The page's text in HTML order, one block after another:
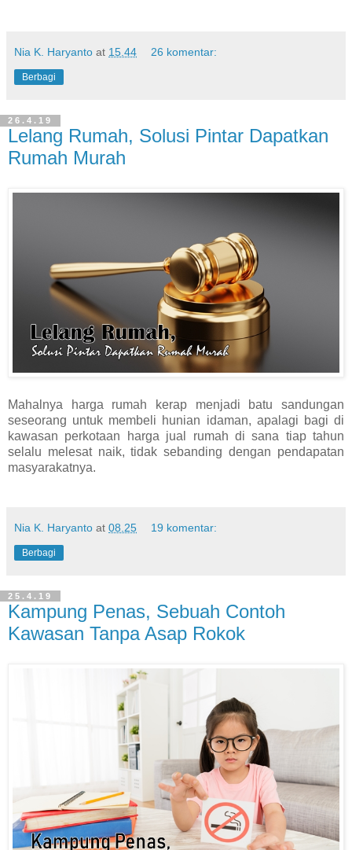
Nia K. Haryanto at 15.44 26 komentar:
Berbagi
26.4.19
Lelang Rumah, Solusi Pintar Dapatkan
Rumah Murah
Mahalnya harga rumah kerap menjadi batu sandungan
seseorang untuk membeli hunian idaman, apalagi bagi di
kawasan perkotaan harga jual rumah di sana tiap tahun
selalu melesat naik, tidak sebanding dengan pendapatan
masyarakatnya.
Nia K. Haryanto at 08.25 19 komentar:
Berbagi
25.4.19
Kampung Penas, Sebuah Contoh
Kawasan Tanpa Asap Rokok